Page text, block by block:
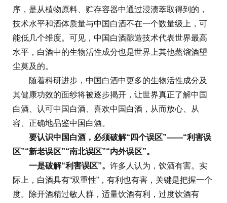
序，是从植物原料、贮存容器中通过浸渍萃取得到的，
技术水平和酒体质量与中国白酒不在一个数量级上，可
能低几个维度。可见，中国白酒酿造技术代表世界最高
水平，白酒中的生物活性成分也是世界上其他蒸馏酒望
尘莫及的。
随着科研进步，中国白酒中更多的生物活性成分及
其健康功效的面纱将被逐步揭开，让世界真正了解中国
白酒、认可中国白酒、喜欢中国白酒，从而放心、从
容、正确地品鉴中国白酒。
要认识中国白酒，必须破解“四个误区”——“利害误
区”“新老误区”“南北误区”“内外误区”。
一是破解“利害误区”。 许多人认为，饮酒有害。实
际上，白酒具有“双重性”，有利也有害，关键是把握一个
度。除开酒精过敏人群，适量饮酒有利，过度饮酒有